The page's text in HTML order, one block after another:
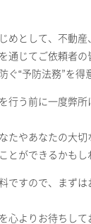
めとして、不動
通じてご依頼者
ぐ“予防法務”を得
行う前に一度弊
たやあなたの大
とができるかもし
ですので、まず
心よりお待ちして